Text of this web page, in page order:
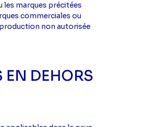
les marques précitées
commerciales ou
non autorisée
DEHORS